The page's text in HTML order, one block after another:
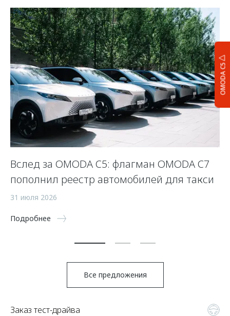
OMODA C5
Вслед за OMODA C5: флагман OMODA C7
пополнил реестр автомобилей для такси
31 июля 2026
Подробнее
Все предложения
Заказ тест-драйва